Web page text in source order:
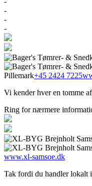
-
-
-
Pillemark+45 2424 7225
Vi kender hver en tomme
Ring for nærmere
www.xl-samsoe.dk
Tak fordi du handler lokalt